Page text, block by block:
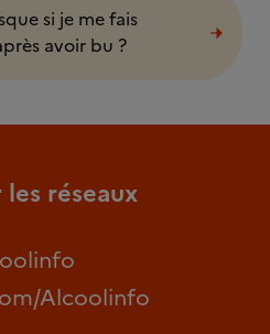
si je me fais
avoir bu ?
réseaux
Alcoolinfo